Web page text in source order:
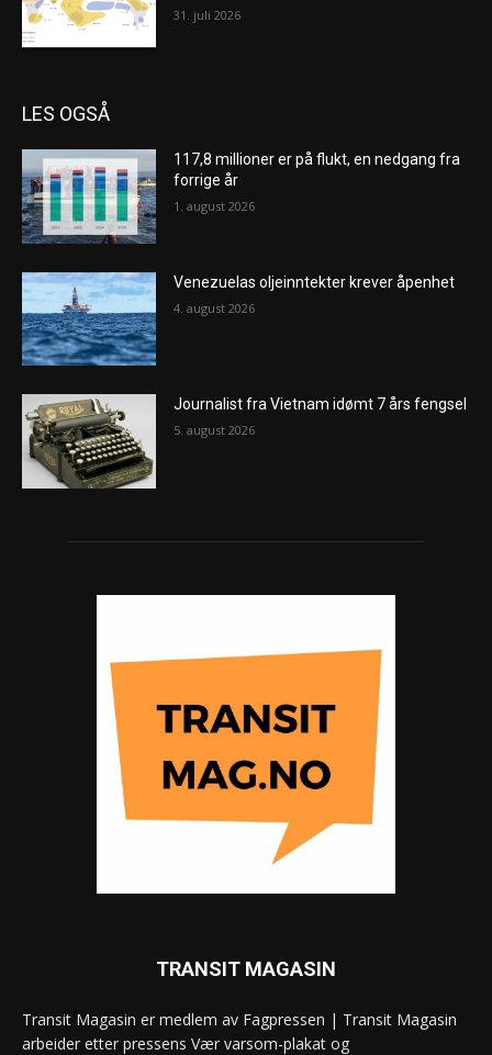
31. juli 2026
LES OGSÅ
117,8 millioner er på flukt, en nedgang fra
forrige år
1. august 2026
Venezuelas oljeinntekter krever åpenhet
4. august 2026
Journalist fra Vietnam idømt 7 års fengsel
5. august 2026
TRANSIT MAGASIN
Transit Magasin er medlem av Fagpressen | Transit Magasin
arbeider etter pressens Vær varsom-plakat og